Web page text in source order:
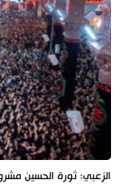
الزعبي: ثورة الحسين